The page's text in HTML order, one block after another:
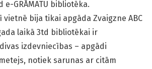
e-GRĀMATU bibliotēka.
vietnē bija tikai apgāda Zvaigzne ABC
laikā 3td bibliotēkai ir
izdevniecības – apgādi
notiek sarunas ar citām